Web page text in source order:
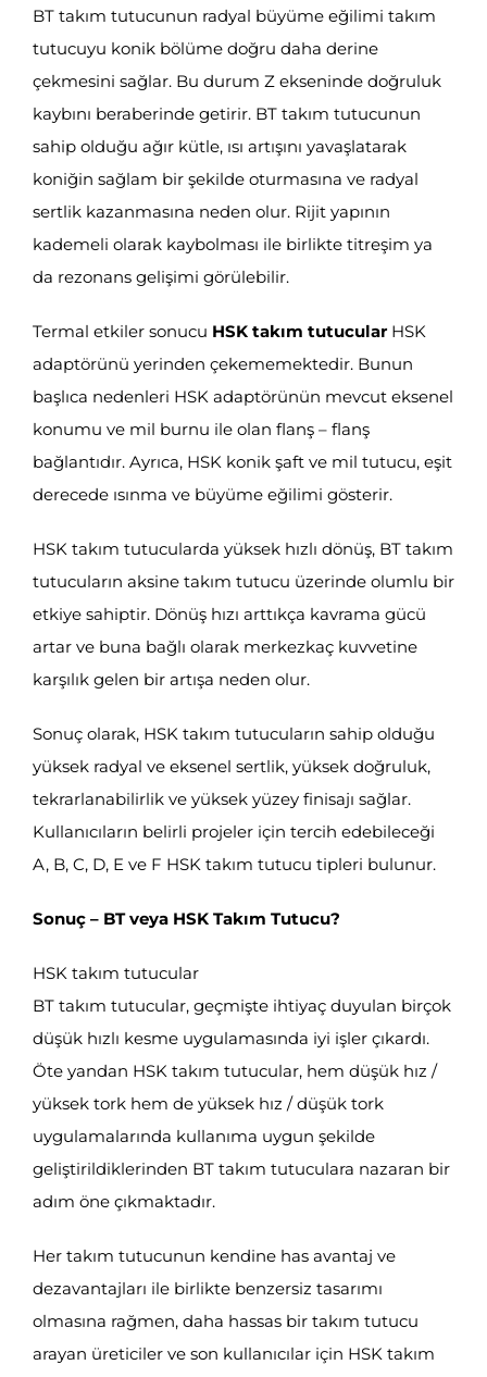
BT takım tutucunun radyal büyüme eğilimi takım
tutucuyu konik bölüme doğru daha derine
çekmesini sağlar. Bu durum Z ekseninde doğruluk
kaybını beraberinde getirir. BT takım tutucunun
sahip olduğu ağır kütle, ısı artışını yavaşlatarak
koniğin sağlam bir şekilde oturmasına ve radyal
sertlik kazanmasına neden olur. Rijit yapının
kademeli olarak kaybolması ile birlikte titreşim ya
da rezonans gelişimi görülebilir.
Termal etkiler sonucu HSK takım tutucularHSK
adaptörünü yerinden çekememektedir. Bunun
başlıca nedenleri HSK adaptörünün mevcut eksenel
konumu ve mil burnu ile olan flanş – flanş
bağlantıdır. Ayrıca, HSK konik şaft ve mil tutucu, eşit
derecede ısınma ve büyüme eğilimi gösterir.
HSK takım tutucularda yüksek hızlı dönüş, BT takım
tutucuların aksine takım tutucu üzerinde olumlu bir
etkiye sahiptir. Dönüş hızı arttıkça kavrama gücü
artar ve buna bağlı olarak merkezkaç kuvvetine
karşılık gelen bir artışa neden olur.
Sonuç olarak, HSK takım tutucuların sahip olduğu
yüksek radyal ve eksenel sertlik, yüksek doğruluk,
tekrarlanabilirlik ve yüksek yüzey finisajı sağlar.
Kullanıcıların belirli projeler için tercih edebileceği
A, B, C, D, E ve F HSK takım tutucu tipleri bulunur.
Sonuç – BT veya HSK Takım Tutucu?
HSK takım tutucular
BT takım tutucular, geçmişte ihtiyaç duyulan birçok
düşük hızlı kesme uygulamasında iyi işler çıkardı.
Öte yandan HSK takım tutucular, hem düşük hız /
yüksek tork hem de yüksek hız / düşük tork
uygulamalarında kullanıma uygun şekilde
geliştirildiklerinden BT takım tutuculara nazaran bir
adım öne çıkmaktadır.
Her takım tutucunun kendine has avantaj ve
dezavantajları ile birlikte benzersiz tasarımı
olmasına rağmen, daha hassas bir takım tutucu
arayan üreticiler ve son kullanıcılar için HSK takım